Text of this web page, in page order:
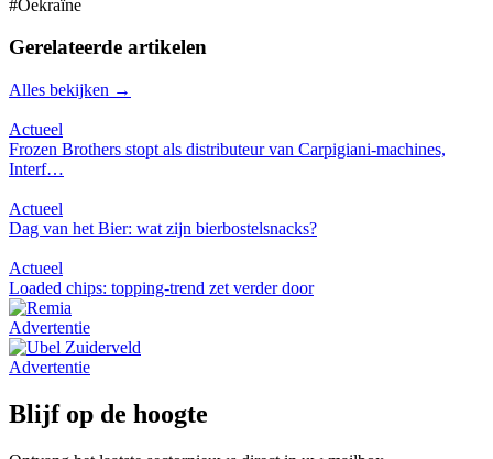
#Oekraïne
Gerelateerde artikelen
Alles bekijken →
Actueel
Frozen Brothers stopt als distributeur van Carpigiani-machines,
Interf…
Actueel
Dag van het Bier: wat zijn bierbostelsnacks?
Actueel
Loaded chips: topping-trend zet verder door
Advertentie
Advertentie
Blijf op de hoogte